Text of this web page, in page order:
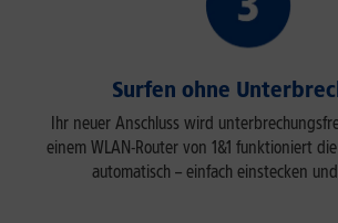
Surfen ohne
Ihr neuer Anschluss wird
einem WLAN-Router von 1&1 funktioniert
automatisch – einfach einstecken